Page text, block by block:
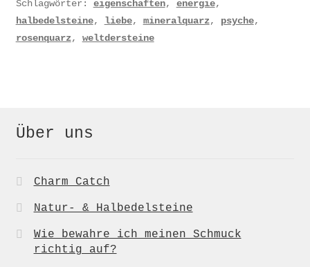
Schlagwörter: eigenschaften, energie,
halbedelsteine, liebe, mineralquarz, psyche,
rosenquarz, weltdersteine
Über uns
Charm Catch
Natur- & Halbedelsteine
Wie bewahre ich meinen Schmuck
richtig auf?